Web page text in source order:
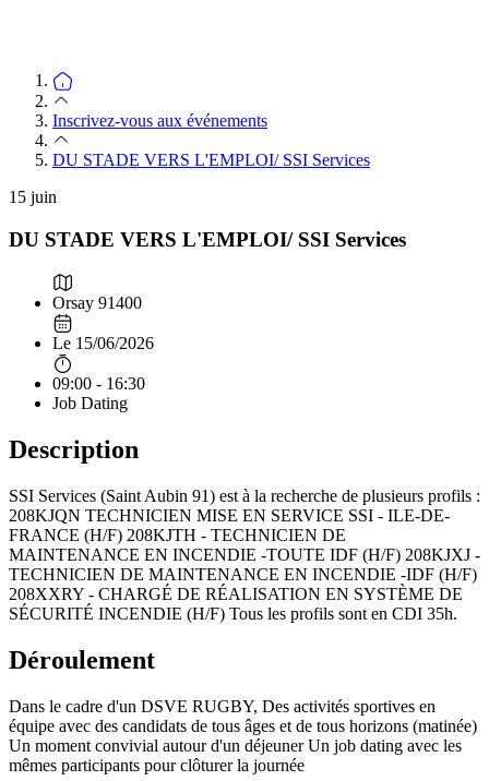
Inscrivez-vous aux événements
DU STADE VERS L'EMPLOI/ SSI Services
15 juin
DU STADE VERS L'EMPLOI/ SSI Services
Orsay 91400
Le 15/06/2026
09:00 - 16:30
Job Dating
Description
SSI Services (Saint Aubin 91) est à la recherche de plusieurs profils :
208KJQN TECHNICIEN MISE EN SERVICE SSI - ILE-DE-
FRANCE (H/F) 208KJTH - TECHNICIEN DE
MAINTENANCE EN INCENDIE -TOUTE IDF (H/F) 208KJXJ -
TECHNICIEN DE MAINTENANCE EN INCENDIE -IDF (H/F)
208XXRY - CHARGÉ DE RÉALISATION EN SYSTÈME DE
SÉCURITÉ INCENDIE (H/F) Tous les profils sont en CDI 35h.
Déroulement
Dans le cadre d'un DSVE RUGBY, Des activités sportives en
équipe avec des candidats de tous âges et de tous horizons (matinée)
Un moment convivial autour d'un déjeuner Un job dating avec les
mêmes participants pour clôturer la journée